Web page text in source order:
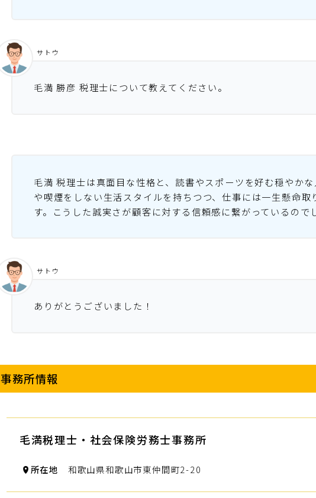
毛満 勝彦 税理士について教えてください。
サトウ
毛満 税理士は真面目な性格と、読書やスポーツを好む穏やか
や喫煙をしない生活スタイルを持ちつつ、仕事には一生懸命取
す。こうした誠実さが顧客に対する信頼感に繋がっているので
ありがとうございました！
サトウ
事務所情報
毛満税理士・社会保険労務士事務所
所在地 和歌山県和歌山市東仲間町2-20